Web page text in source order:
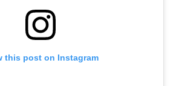
this post on Instagram